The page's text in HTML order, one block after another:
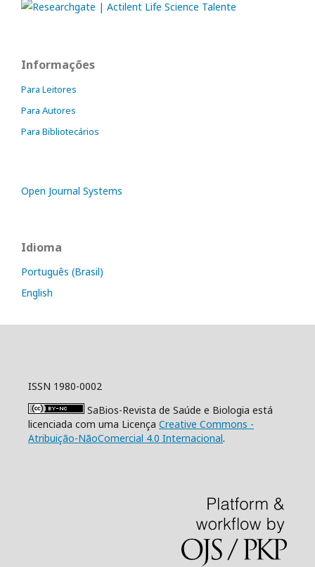
Informações
Para Leitores
Para Autores
Para Bibliotecários
Open Journal Systems
Idioma
Português (Brasil)
English
ISSN 1980-0002
SaBios-Revista de Saúde e Biologia está
licenciada com uma Licença Creative Commons -
Atribuição-NãoComercial 4.0 Internacional.